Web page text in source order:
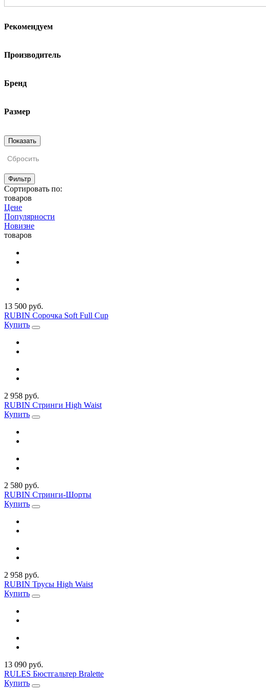
Рекомендуем
Производитель
Бренд
Размер
Сбросить
Фильтр
Сортировать по:
товаров
Цене
Популярности
Новизне
товаров
13 500 руб.
RUBIN Сорочка Soft Full Cup
Купить
2 958 руб.
RUBIN Стринги High Waist
Купить
2 580 руб.
RUBIN Стринги-Шорты
Купить
2 958 руб.
RUBIN Трусы High Waist
Купить
13 090 руб.
RULES Бюстгальтер Bralette
Купить